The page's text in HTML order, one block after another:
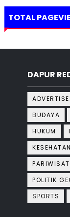
TOTAL
DAPUR
BUDAYA
HUKUM
KESEHATAN
POLITIK
SPORTS